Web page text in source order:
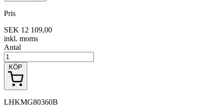
Pris
SEK 12 109,00
inkl. moms
Antal
KÖP
LHKMG80360B